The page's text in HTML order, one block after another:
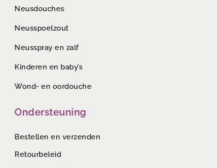
Neusdouches
Neusspoelzout
Neusspray en zalf
Kinderen en baby’s
Wond- en oordouche
Ondersteuning
Bestellen en verzenden
Retourbeleid